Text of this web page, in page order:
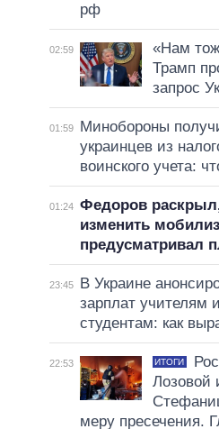
рф
02:59
«Нам
Трамп
запрос
01:59
Минобороны
украинцев из
воинского учета:
01:24 Федоров
изменить
предусматривал
23:45
В Украине
зарплат учителям
студентам: как
22:53 ИТОГИ
Лозовой
меру пресечения.